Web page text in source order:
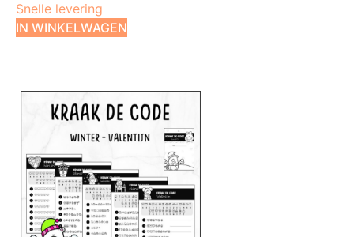
Snelle levering
IN WINKELWAGEN